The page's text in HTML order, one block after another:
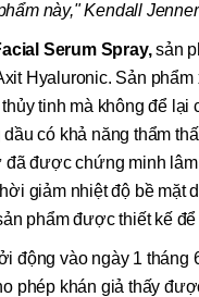
này,"Kendall
Serum Spray,sản
Hyaluronic. Sản
tinh mà không để
có khả năng thẩm
đã được chứng minh
giảm nhiệt độ bề mặt
phẩm được thiết kế
động vào ngày 1 tháng
phép khán giả thấy